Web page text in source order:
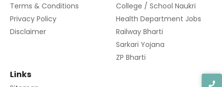
Terms & Conditions
Privacy Policy
Disclaimer
College / School Naukri
Health Department Jobs
Railway Bharti
Sarkari Yojana
ZP Bharti
Links